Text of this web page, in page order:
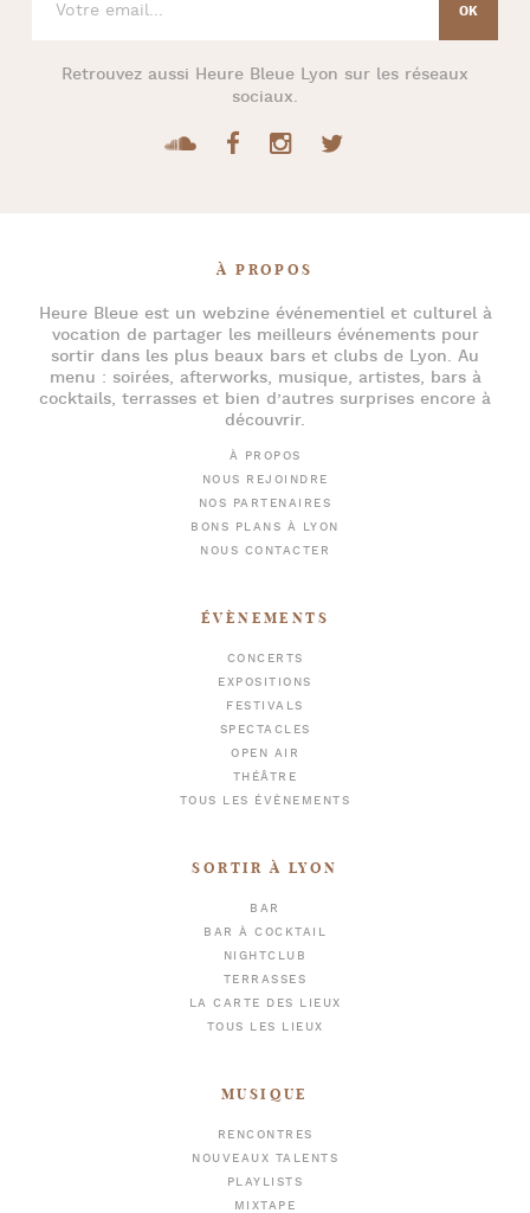
Retrouvez aussi Heure Bleue Lyon sur les réseaux
sociaux.
À PROPOS
Heure Bleueest un webzine événementiel et culturel à
vocation de partager les meilleurs événements pour
sortir dans les plus beaux bars et clubs de Lyon. Au
menu : soirées, afterworks, musique, artistes, bars à
cocktails, terrasses et bien d’autres surprises encore à
découvrir.
À PROPOS
NOUS REJOINDRE
NOS PARTENAIRES
BONS PLANS À LYON
NOUS CONTACTER
ÉVÈNEMENTS
CONCERTS
EXPOSITIONS
FESTIVALS
SPECTACLES
OPEN AIR
THÉÂTRE
TOUS LES ÉVÈNEMENTS
SORTIR À LYON
BAR
BAR À COCKTAIL
NIGHTCLUB
TERRASSES
LA CARTE DES LIEUX
TOUS LES LIEUX
MUSIQUE
RENCONTRES
NOUVEAUX TALENTS
PLAYLISTS
MIXTAPE